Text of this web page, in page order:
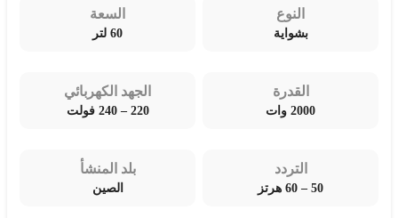
النوع
بشواية
السعة
60 لتر
القدرة
2000 وات
الجهد الكهربائي
220 – 240 فولت
التردد
50 – 60 هرتز
بلد المنشأ
الصين